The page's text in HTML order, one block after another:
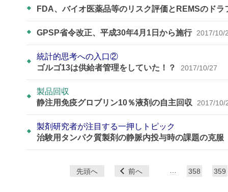
FDA、バイオ医薬品等のリスク評価とREMSのド
GPSP省令改正、平成30年4月1日から施行 2017/10/
統計的思考への入口②
ゴルゴ13は供給者管理をしていた！？
2017/10/27
製品回収
静注用免疫グロブリン10％液剤の自主回収
2017/10/
製剤研究者が注目する一押しトピック
治験用タンパク質製剤の静脈内投与時の課題の克服
先頭へ 前へ 358 359